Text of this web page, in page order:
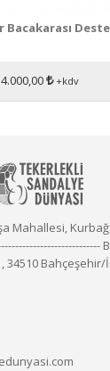
Bacakarası
+kdv
Mahallesi,
34510